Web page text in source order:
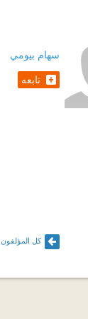
سهام بيومي
تابعه
كل المؤلفون